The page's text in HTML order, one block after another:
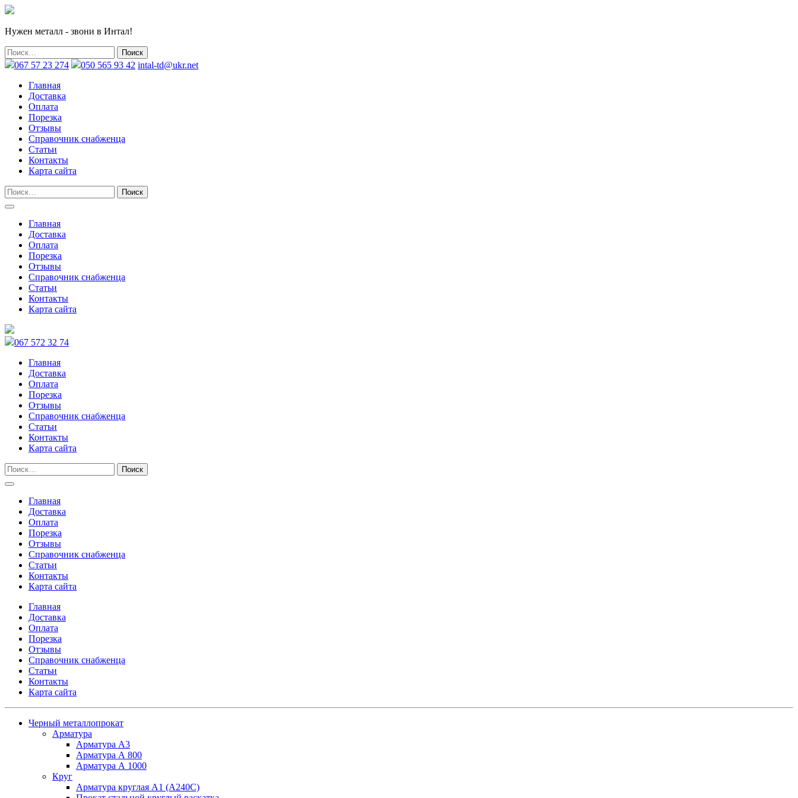
Нужен металл - звони в Интал!
067 57 23 274 050 565 93 42 intal-td@ukr.net
Главная
Доставка
Оплата
Порезка
Отзывы
Справочник снабженца
Статьи
Контакты
Карта сайта
Главная
Доставка
Оплата
Порезка
Отзывы
Справочник снабженца
Статьи
Контакты
Карта сайта
067 572 32 74
Главная
Доставка
Оплата
Порезка
Отзывы
Справочник снабженца
Статьи
Контакты
Карта сайта
Главная
Доставка
Оплата
Порезка
Отзывы
Справочник снабженца
Статьи
Контакты
Карта сайта
Главная
Доставка
Оплата
Порезка
Отзывы
Справочник снабженца
Статьи
Контакты
Карта сайта
Черный металлопрокат
Арматура
Арматура А3
Арматура А 800
Арматура А 1000
Круг
Арматура круглая А1 (А240C)